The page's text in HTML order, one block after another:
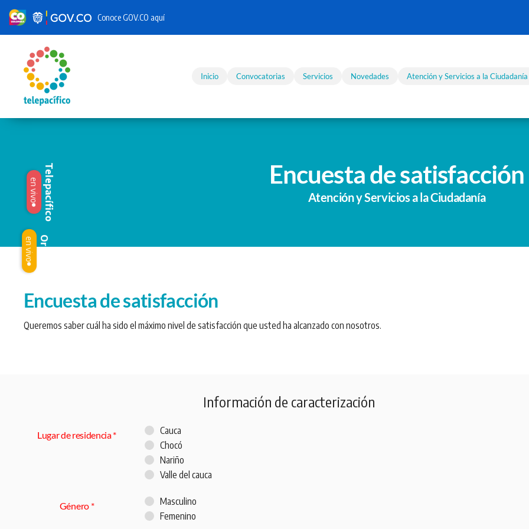
Skip to main content
Conoce GOV.CO aquí
Inicio Convocatorias Servicios Novedades Atención y Servicios a la Ciudadanía
Encuesta de satisfacción
Atención y Servicios a la Ciudadanía
Encuesta de satisfacción
Queremos saber cuál ha sido el máximo nivel de satisfacción que usted ha alcanzado con nosotros.
Información de caracterización
Lugar de residencia*
Cauca
Chocó
Nariño
Valle del cauca
Género *
Masculino
Femenino
Telepacífico
en vivo
Origen
en vivo